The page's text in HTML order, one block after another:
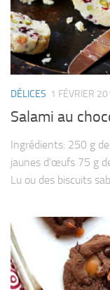
DÉLICES 1 FÉVRIER
Salami au
Ingrédients: 250 g
jaunes d’œufs 75 g
Lu ou des biscuits